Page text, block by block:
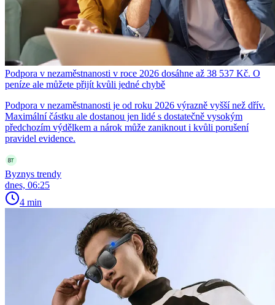
Podpora v nezaměstnanosti v roce 2026 dosáhne až 38 537 Kč. O
peníze ale můžete přijít kvůli jedné chybě
Podpora v nezaměstnanosti je od roku 2026 výrazně vyšší než dřív.
Maximální částku ale dostanou jen lidé s dostatečně vysokým
předchozím výdělkem a nárok může zaniknout i kvůli porušení
pravidel evidence.
Byznys trendy
dnes, 06:25
4 min